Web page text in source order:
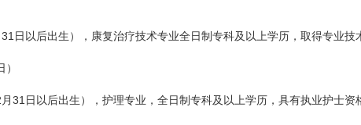
31 日 以后出生），康复治疗技术专业全日制专科及以上学历，取得专业
）
月 31 日 以后出生），护理专业，全日制专科及以上学历，具有执业护士资